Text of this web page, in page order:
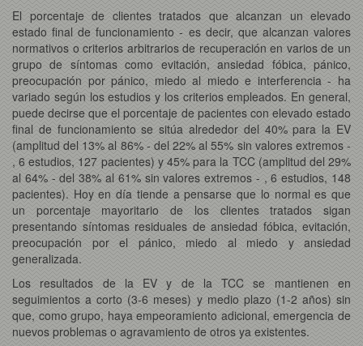
El porcentaje de clientes tratados que alcanzan un elevado
estado final de funcionamiento - es decir, que alcanzan valores
normativos o criterios arbitrarios de recuperación en varios de un
grupo de síntomas como evitación, ansiedad fóbica, pánico,
preocupación por pánico, miedo al miedo e interferencia - ha
variado según los estudios y los criterios empleados. En general,
puede decirse que el porcentaje de pacientes con elevado estado
final de funcionamiento se sitúa alrededor del 40% para la EV
(amplitud del 13% al 86% - del 22% al 55% sin valores extremos -
, 6 estudios, 127 pacientes) y 45% para la TCC (amplitud del 29%
al 64% - del 38% al 61% sin valores extremos - , 6 estudios, 148
pacientes). Hoy en día tiende a pensarse que lo normal es que
un porcentaje mayoritario de los clientes tratados sigan
presentando síntomas residuales de ansiedad fóbica, evitación,
preocupación por el pánico, miedo al miedo y ansiedad
generalizada.
Los resultados de la EV y de la TCC se mantienen en
seguimientos a corto (3-6 meses) y medio plazo (1-2 años) sin
que, como grupo, haya empeoramiento adicional, emergencia de
nuevos problemas o agravamiento de otros ya existentes.